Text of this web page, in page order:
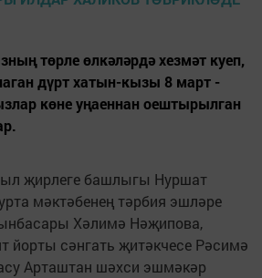
төрле өлкәләрдә хезмәт куеп,
дүрт хатын-кызы 8 март -
көне уңаеннан оештырылган
җирлеге башлыгы Нуршат
мәктәбенең тәрбия эшләре
Хәлимә Нәҗипова,
йорты сәнгать җитәкчесе Рәсимә
Арташтан шәхси эшмәкәр